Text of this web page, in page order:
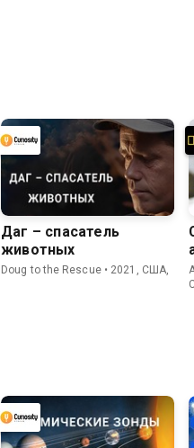
Даг – спасатель
животных
Doug to the Rescue • 2021, США,